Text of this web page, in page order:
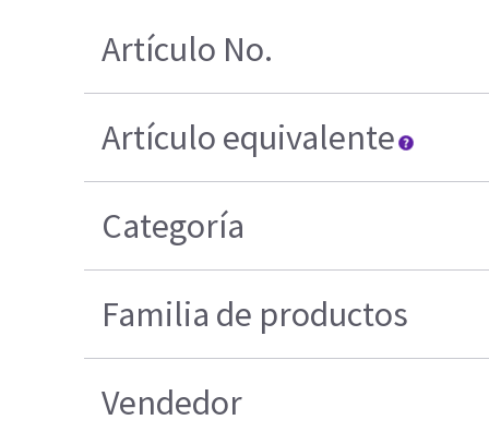
Artículo No.
Artículo equivalente
Categoría
Familia de productos
Vendedor